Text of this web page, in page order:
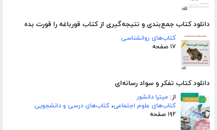
دانلود کتاب جمع‌بندی و نتیجه‌گیری از کتاب قورباغه را قورت بده
کتاب‌های روانشناسی
۱۷ صفحه
دانلود کتاب تفکر و سواد رسانه‌ای
از: میترا دانشور
کتاب‌های علوم اجتماعی، کتاب‌های درسی و دانشجویی
۱۹۲ صفحه